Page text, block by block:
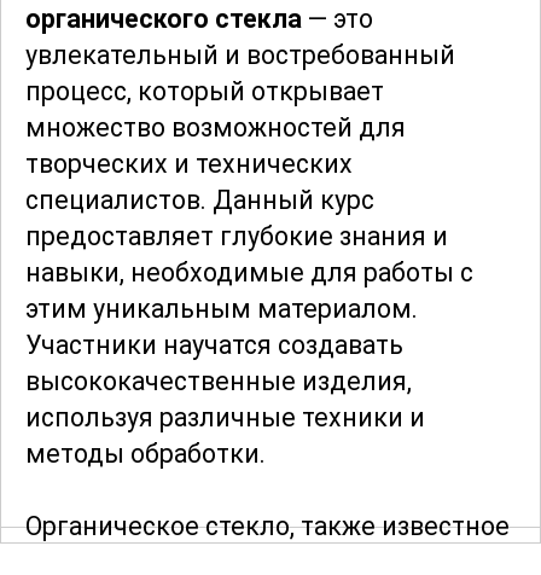
органического стекла — это
увлекательный и востребованный
процесс, который открывает
множество возможностей для
творческих и технических
специалистов. Данный курс
предоставляет глубокие знания и
навыки, необходимые для работы с
этим уникальным материалом.
Участники научатся создавать
высококачественные изделия,
используя различные техники и
методы обработки.
Органическое стекло, также известное